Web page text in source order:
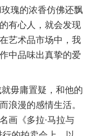
瑰的浓香仿佛还飘
有心人，就会发现
艺术品市场中，我
中品味出真挚的爱
毋庸置疑，和他的
浪漫的感情生活。
画《多拉·马拉与